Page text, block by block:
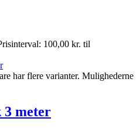
100,00 kr. til
har flere varianter. Mulighederne
meter